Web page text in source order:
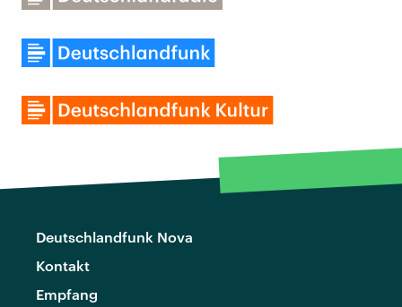
Deutschlandfunk Nova
Kontakt
Empfang